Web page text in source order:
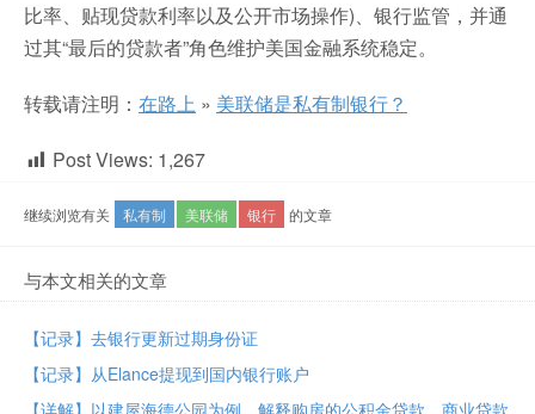
比率、贴现贷款利率以及公开市场操作)、银行监管，并通
过其“最后的贷款者”角色维护美国金融系统稳定。
转载请注明： 在路上 » 美联储是私有制银行？
Post Views: 1,267
继续浏览有关 私有制 美联储 银行 的文章
与本文相关的文章
【记录】去银行更新过期身份证
【记录】从Elance提现到国内银行账户